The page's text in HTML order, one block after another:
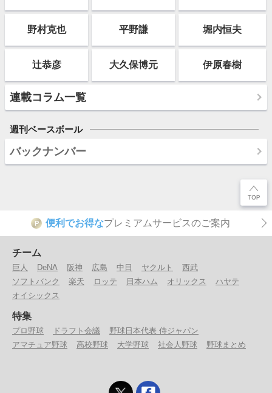
野村克也 平野謙 堀内恒夫
辻恭彦 大久保博元 伊原春樹
連載コラム一覧
週刊ベースボール
バックナンバー
P 便利でお得なプレミアムサービスのご案内
チーム
巨人 DeNA 阪神 広島 中日 ヤクルト
西武
ソフトバンク
楽天 ロッテ 日本ハム オリックス
ハヤテ
オイシックス
特集
プロ野球 ドラフト会議
野球日本代表 侍ジャパン
アマチュア野球
高校野球 大学野球 社会人野球 野球まとめ